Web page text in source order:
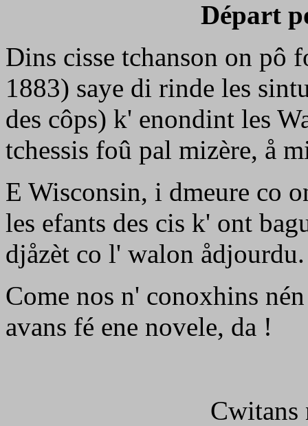
Départ
Dins cisse tchanson on pô
1883) saye di rinde les
des côps) k' enondint les
tchessis foû pal mizère, å
E Wisconsin, i dmeure co
les efants des cis k' ont
djåzèt co l' walon ådjourdu.
Come nos n' conoxhins
avans fé ene novele, da !
Cwitans